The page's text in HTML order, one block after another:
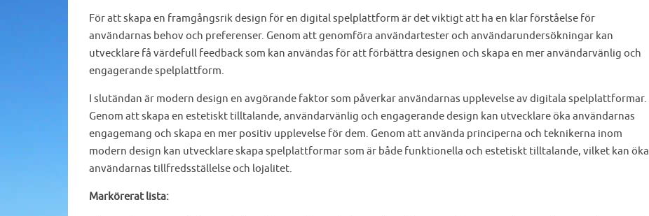
För att skapa en framgångsrik design för en digital spelplattform är det viktigt att ha en klar förståelse för
användarnas behov och preferenser. Genom att genomföra användartester och användarundersökningar kan
utvecklare få värdefull feedback som kan användas för att förbättra designen och skapa en mer användarvänlig och
engagerande spelplattform.
I slutändan är modern design en avgörande faktor som påverkar användarnas upplevelse av digitala spelplattformar.
Genom att skapa en estetiskt tilltalande, användarvänlig och engagerande design kan utvecklare öka användarnas
engagemang och skapa en mer positiv upplevelse för dem. Genom att använda principerna och teknikerna inom
modern design kan utvecklare skapa spelplattformar som är både funktionella och estetiskt tilltalande, vilket kan öka
användarnas tillfredsställelse och lojalitet.
Markörerat lista: